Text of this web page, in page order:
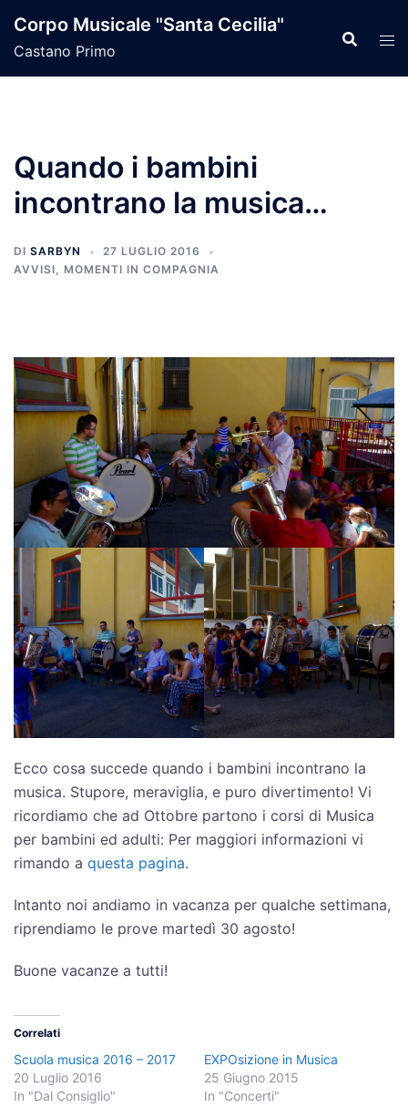
contenuto
Corpo Musicale "Santa Cecilia"
Castano Primo
Quando i bambini
incontrano la musica…
DI SARBYN
27 LUGLIO 2016
AVVISI, MOMENTI IN COMPAGNIA
Ecco cosa succede quando i bambini incontrano la
musica. Stupore, meraviglia, e puro divertimento! Vi
ricordiamo che ad Ottobre partono i corsi di Musica
per bambini ed adulti: Per maggiori informazioni vi
rimando a questa pagina.
Intanto noi andiamo in vacanza per qualche settimana,
riprendiamo le prove martedì 30 agosto!
Buone vacanze a tutti!
Correlati
Scuola musica 2016 – 2017
20 Luglio 2016
In "Dal Consiglio"
EXPOsizione in Musica
25 Giugno 2015
In "Concerti"